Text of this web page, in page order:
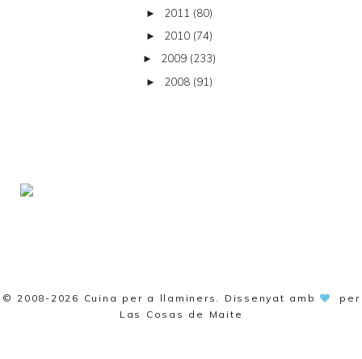
► 2011 (80)
► 2010 (74)
► 2009 (233)
► 2008 (91)
© 2008-2026 Cuina per a llaminers . Dissenyat amb
per
Las Cosas de Maite